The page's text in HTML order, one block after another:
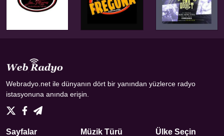
Webradyo.net ile dünyanın dört bir yanından yüzlerce radyo
istasyonuna anında erişin.
Sayfalar Müzik Türü Ülke Seçin